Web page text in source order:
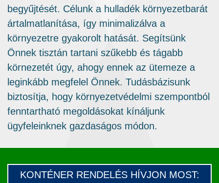
begyűjtését. Célunk a hulladék környezetbarát
ártalmatlanítása, így minimalizálva a
környezetre gyakorolt ​​hatását. Segítsünk
Önnek tisztán tartani szűkebb és tágabb
körnezetét úgy, ahogy ennek az ütemeze a
leginkább megfelel Önnek. Tudásbázisunk
biztosítja, hogy környezetvédelmi szempontból
fenntartható megoldásokat kínáljunk
ügyfeleinknek gazdaságos módon.
KONTÉNER RENDELÉS HÍVJON MOST: